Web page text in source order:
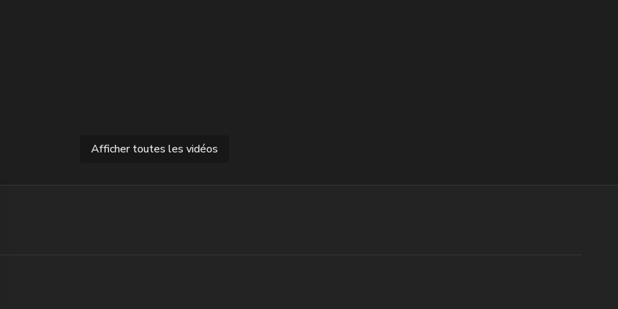
Afficher toutes les vidéos